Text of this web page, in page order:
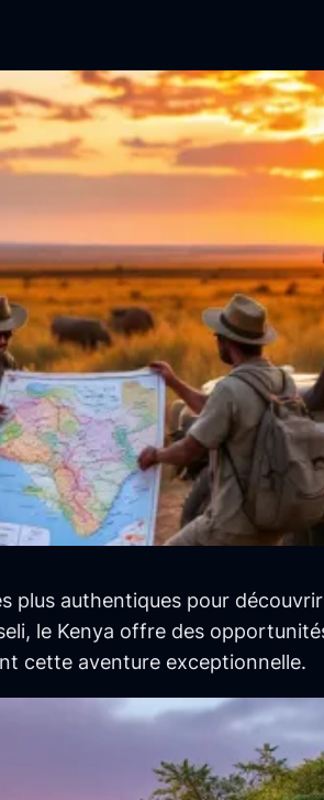
plus authentiques pour
le Kenya offre des
cette aventure exceptionnelle.